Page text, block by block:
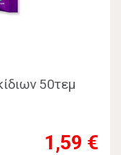
50τεμ
1,59 €